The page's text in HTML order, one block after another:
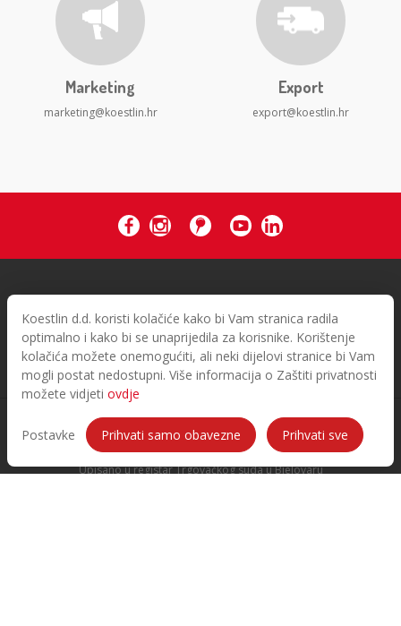
Koestlin d.d. koristi kolačiće kako bi Vam stranica radila
optimalno i kako bi se unaprijedila za korisnike. Korištenje
kolačića možete onemogućiti, ali neki dijelovi stranice bi Vam
mogli postat nedostupni. Više informacija o Zaštiti privatnosti
možete vidjeti ovdje
Postavke Prihvati samo obavezne Prihvati sve
Marketing
marketing@koestlin.hr
Export
export@koestlin.hr
Novosti
Marketing
Kontakt
O nama
Osnovni podaci
Glavna skupština
Menadžment
Karijera
Zaštita osobnih podataka
Koestlin d.d. Tvornica keksa i vafla
Sjedište: Slavonska cesta 2a, 43000 Bjelovar, Hrvatska
Upisano u registar Trgovačkog suda u Bjelovaru